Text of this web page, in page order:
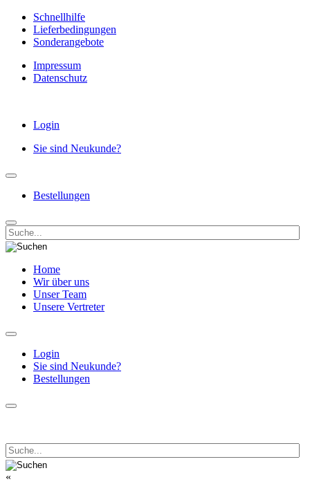
Schnellhilfe
Lieferbedingungen
Sonderangebote
Impressum
Datenschutz
Login
Sie sind Neukunde?
Bestellungen
Home
Wir über uns
Unser Team
Unsere Vertreter
Login
Sie sind Neukunde?
Bestellungen
«